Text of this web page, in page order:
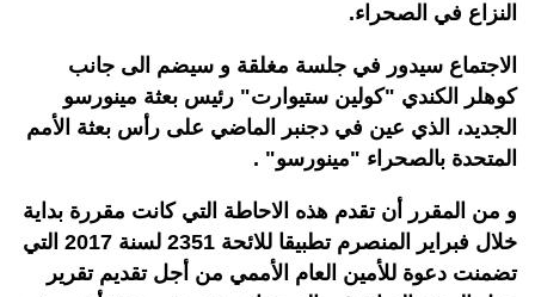
النزاع في الصحراء.
الاجتماع سيدور في جلسة مغلقة و سيضم الى جانب
كوهلر الكندي "كولين ستيوارت" رئيس بعثة مينورسو
الجديد، الذي عين في دجنبر الماضي على رأس بعثة الأمم
المتحدة بالصحراء "مينورسو" .
و من المقرر أن تقدم هذه الاحاطة التي كانت مقررة بداية
خلال فبراير المنصرم تطبيقا للائحة 2351 لسنة 2017 التي
تضمنت دعوة للأمين العام الأممي من أجل تقديم تقرير